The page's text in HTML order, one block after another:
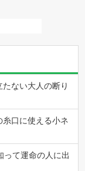
ない大人の断り
口に使える小ネ
って運命の人に出